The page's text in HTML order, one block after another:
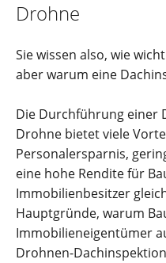
Drohne
Sie wissen also, wie
aber warum eine
Die Durchführung einer
Drohne bietet viele
Personalersparnis,
eine hohe Rendite für
Immobilienbesitzer
Hauptgründe, warum
Immobilieneigentümer
Drohnen-